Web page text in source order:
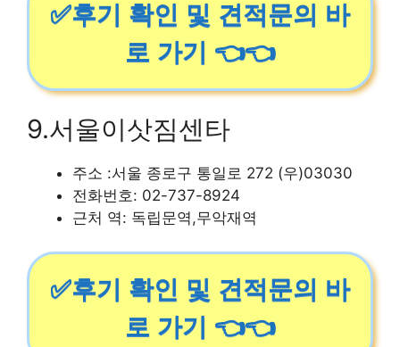
✅후기 확인 및 견적문의 바
로 가기 👈👈
9.서울이삿짐센타
주소 :서울 종로구 통일로 272 (우)03030
전화번호: 02-737-8924
근처 역: 독립문역,무악재역
✅후기 확인 및 견적문의 바
로 가기 👈👈